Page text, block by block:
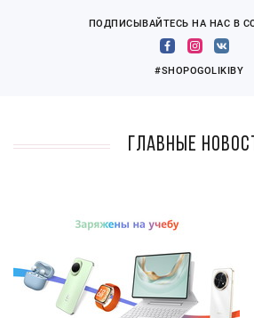
ПОДПИСЫВАЙТЕСЬ НА НАС В
#SHOPOGOLIKIBY
Главные